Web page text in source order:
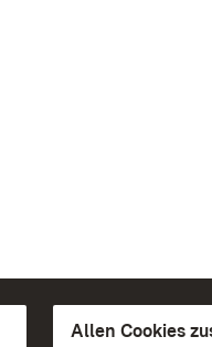
Allen Cookies